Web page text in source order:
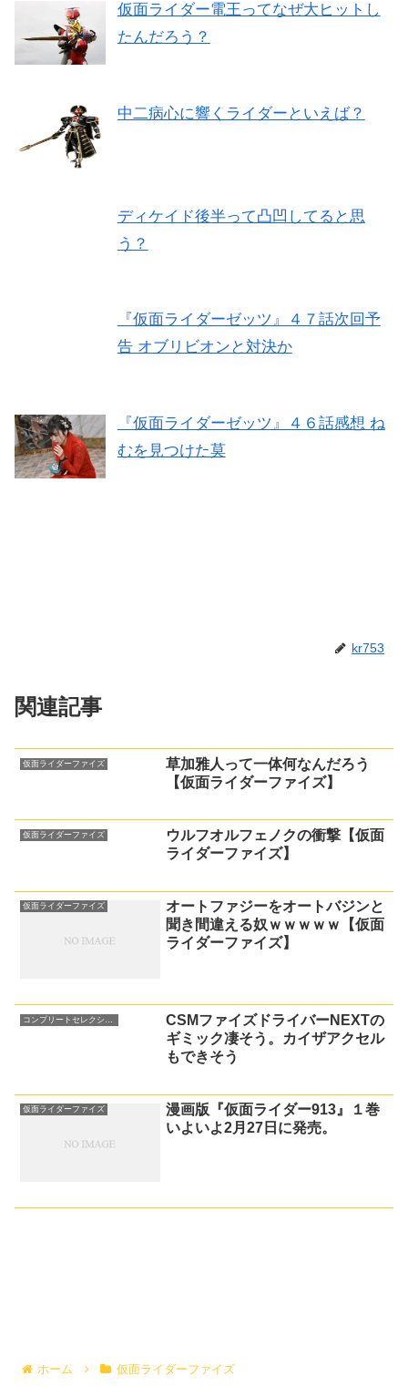
仮面ライダー電王ってなぜ大ヒットし
たんだろう？
中二病心に響くライダーといえば？
ディケイド後半って凸凹してると思
う？
『仮面ライダーゼッツ』４７話次回予
告 オブリビオンと対決か
『仮面ライダーゼッツ』４６話感想 ね
むを見つけた莫
kr753
関連記事
仮面ライダーファイズ
草加雅人って一体何なんだろう
【仮面ライダーファイズ】
仮面ライダーファイズ
ウルフオルフェノクの衝撃【仮面
ライダーファイズ】
仮面ライダーファイズ
オートファジーをオートバジンと
聞き間違える奴ｗｗｗｗｗ【仮面
ライダーファイズ】
CSMファイズドライバーNEXTの
ギミック凄そう。カイザアクセル
もできそう
仮面ライダーファイズ
漫画版『仮面ライダー913』１巻
いよいよ2月27日に発売。
ホーム 仮面ライダーファイズ